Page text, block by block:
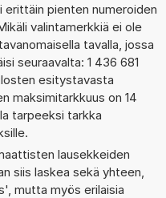
pienten numeroiden
valintamerkkiä ei ole
tavalla, jossa
seuraavalta: 1 436 681
esitystavasta
maksimitarkkuus on 14
tarpeeksi tarkka
lausekkeiden
siis laskea sekä yhteen,
mutta myös erilaisia